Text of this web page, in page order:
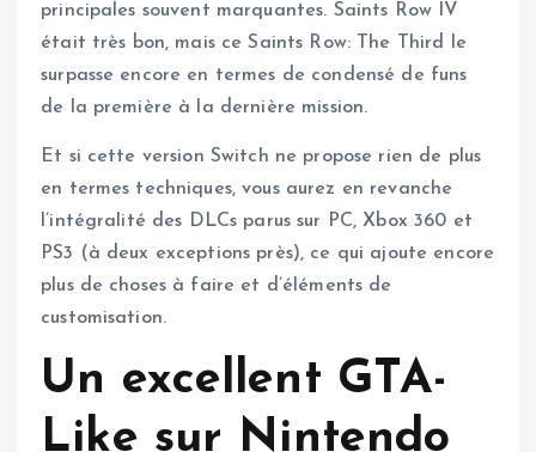
principales souvent marquantes. Saints Row IV
était très bon, mais ce Saints Row: The Third le
surpasse encore en termes de condensé de funs
de la première à la dernière mission.
Et si cette version Switch ne propose rien de plus
en termes techniques, vous aurez en revanche
l’intégralité des DLCs parus sur PC, Xbox 360 et
PS3 (à deux exceptions près), ce qui ajoute encore
plus de choses à faire et d’éléments de
customisation.
Un excellent GTA-
Like sur Nintendo